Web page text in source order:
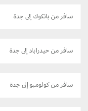
سافر من بانكوك إلى جدة
سافر من حيدراباد إلى جدة
سافر من كولومبو إلى جدة